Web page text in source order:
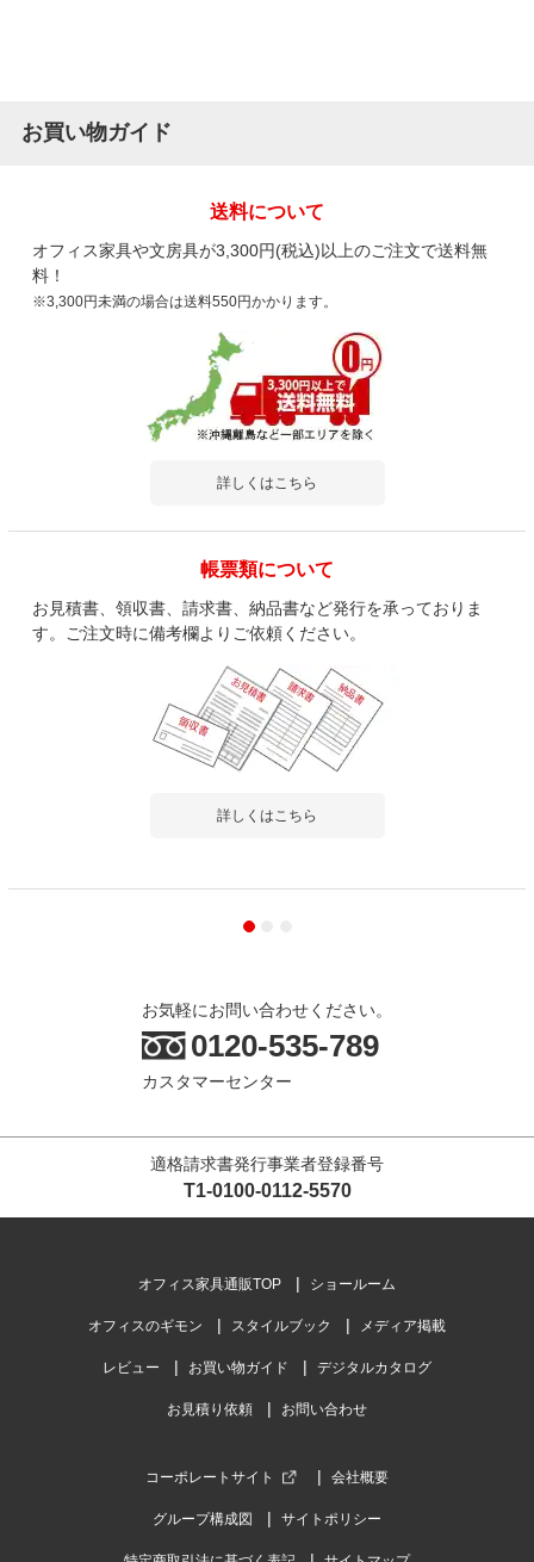
お買い物ガイド
送料について
オフィス家具や文房具が3,300円(税込)以上のご注文で送料無
料！
※3,300円未満の場合は送料550円かかります。
詳しくはこちら
帳票類について
お見積書、領収書、請求書、納品書など発行を承っておりま
す。ご注文時に備考欄よりご依頼ください。
詳しくはこちら
お気軽にお問い合わせください。
0120-535-789
カスタマーセンター
適格請求書発行事業者登録番号
T1-0100-0112-5570
オフィス家具通販TOP ショールーム
オフィスのギモン スタイルブック メディア掲載
レビュー お買い物ガイド デジタルカタログ
お見積り依頼 お問い合わせ
コーポレートサイト 会社概要
グループ構成図 サイトポリシー